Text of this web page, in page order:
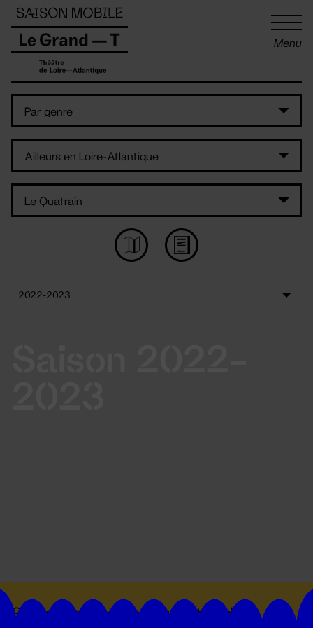
Menu
Suivez toutes les actualités du
Panneau de gestion des cookies